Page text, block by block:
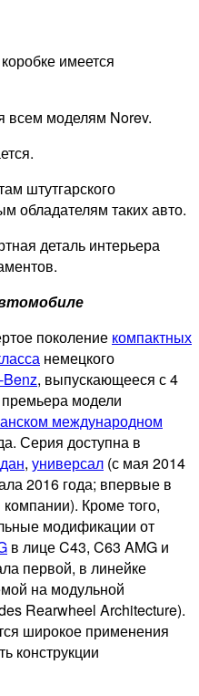
имеется
всем моделям Norev.
штутгарского
обладателям таких авто.
деталь интерьера
поколение компактных
немецкого
Benz, выпускающееся с 4
модели
международном
Серия доступна в
, универсал (с мая 2014
2016 года; впервые в
Кроме того,
модификации от
в лице C43, C63 AMG и
первой, в линейке
на модульной
Rearwheel Architecture).
широкое применения
конструкции